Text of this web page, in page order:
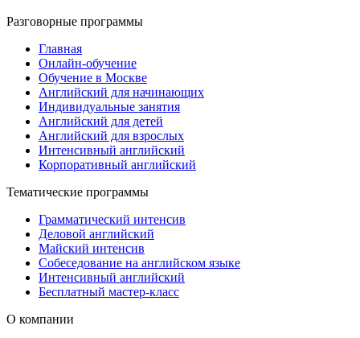
Разговорные программы
Главная
Онлайн-обучение
Обучение в Москве
Английский для начинающих
Индивидуальные занятия
Английский для детей
Английский для взрослых
Интенсивный английский
Корпоративный английский
Тематические программы
Грамматический интенсив
Деловой английский
Майский интенсив
Собеседование на английском языке
Интенсивный английский
Бесплатный мастер-класс
О компании